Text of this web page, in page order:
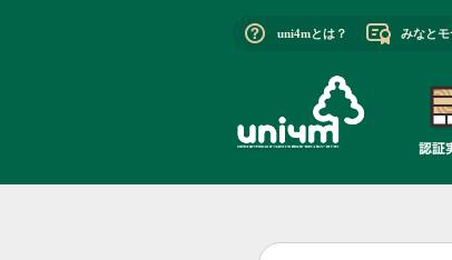
uni4mとは？ みなと